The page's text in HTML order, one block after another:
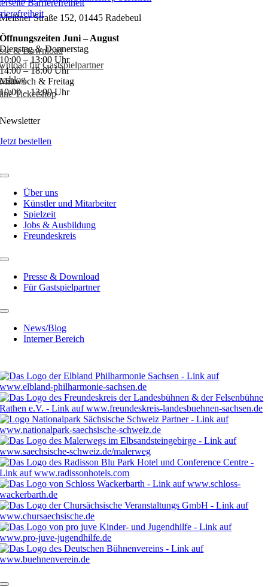
& Download
für Gastspielpartner
Ticketshop
Meißner Straße 152, 01445 Radebeul
Öffnungszeiten Juni – August
Dienstag & Donnerstag
10:00 – 13:00 Uhr
14:00 – 18:00 Uhr
Mittwoch & Freitag
10:00 – 13:00 Uhr
Newsletter
Jetzt bestellen
Über uns
Künstler und Mitarbeiter
Spielzeit
Jobs & Ausbildung
Freundeskreis
Presse & Download
Für Gastspielpartner
News/Blog
Interner Bereich